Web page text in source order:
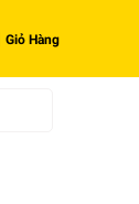
Giỏ Hàng